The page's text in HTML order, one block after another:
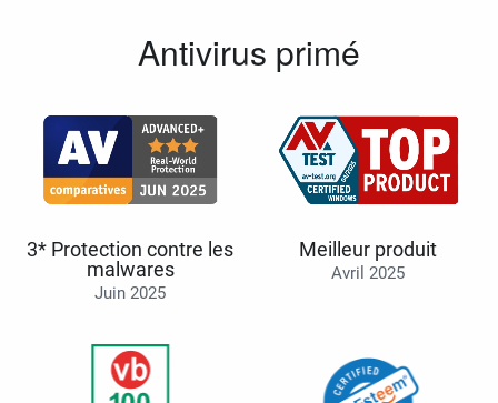
Antivirus primé
3* Protection contre les
malwares
Juin 2025
Meilleur produit
Avril 2025